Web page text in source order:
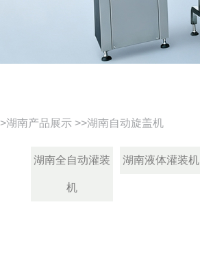
湖南产品展示 >>湖南自动旋盖机
湖南全自动灌装
机
湖南液体灌装机